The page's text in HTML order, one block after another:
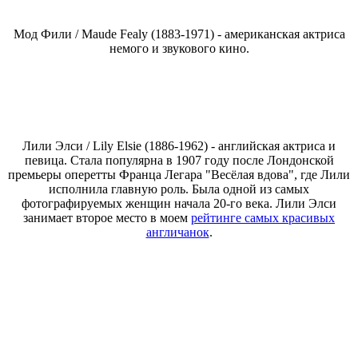
Мод Фили / Maude Fealy (1883-1971) - американская актриса
немого и звукового кино.
Лили Элси / Lily Elsie (1886-1962) - английская актриса и
певица. Стала популярна в 1907 году после Лондонской
премьеры оперетты Франца Легара "Весёлая вдова", где Лили
исполнила главную роль. Была одной из самых
фотографируемых женщин начала 20-го века. Лили Элси
занимает второе место в моем рейтинге самых красивых
англичанок.